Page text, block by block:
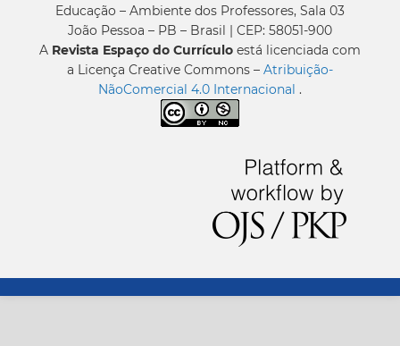
Educação – Ambiente dos Professores, Sala 03
João Pessoa – PB – Brasil | CEP: 58051-900
A Revista Espaço do Currículo está licenciada com
a Licença Creative Commons – Atribuição-
NãoComercial 4.0 Internacional .